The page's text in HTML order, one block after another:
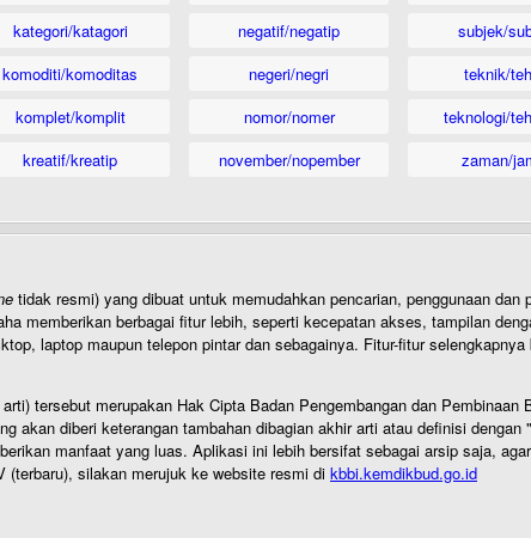
kategori/katagori
komoditi/komoditas
komplet/komplit
kreatif/kreatip
negatif/negatip
negeri/negri
nomor/nomer
november/nopember
subjek/
teknik/
teknologi/
zaman/
tidak resmi) yang dibuat untuk memudahkan pencarian, penggunaan dan
memberikan berbagai fitur lebih, seperti kecepatan akses, tampilan
laptop maupun telepon pintar dan sebagainya. Fitur-fitur
tersebut merupakan Hak Cipta Badan Pengembangan dan Pembinaan
akan diberi keterangan tambahan dibagian akhir arti atau definisi dengan
manfaat yang luas. Aplikasi ini lebih bersifat sebagai arsip saja, agar
silakan merujuk ke website resmi di kbbi.kemdikbud.go.id